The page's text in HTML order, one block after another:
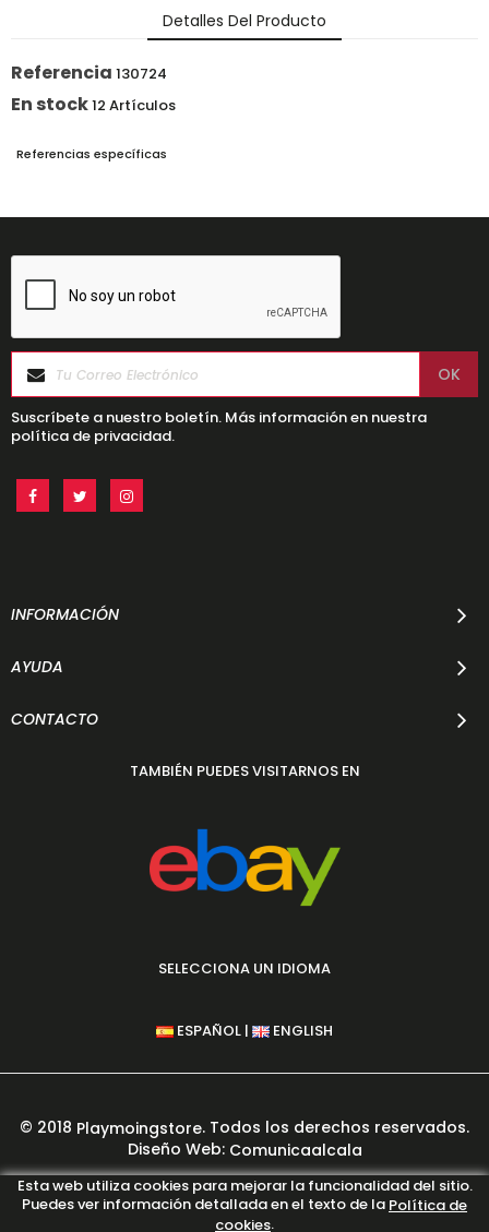
Detalles Del Producto
Referencia 130724
En stock12 Artículos
Referencias específicas
Suscríbete a nuestro boletín. Más información en nuestra
política de privacidad.
INFORMACIÓN
AYUDA
CONTACTO
TAMBIÉN PUEDES VISITARNOS EN
SELECCIONA UN IDIOMA
ESPAÑOL | ENGLISH
Esta web utiliza cookies para mejorar la funcionalidad del sitio.
Puedes ver información detallada en el texto de la Política de
cookies.
© 2018 Playmoingstore. Todos los derechos reservados.
Diseño Web: Comunicaalcala
PAGO 100% SEGURO GARANTIZADO